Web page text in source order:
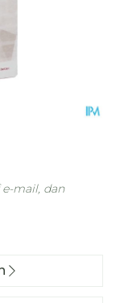
mail, dan